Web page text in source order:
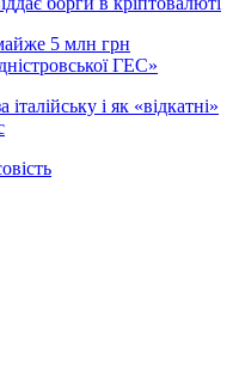
5 млн грн
ГЕС»
і як «відкатні»